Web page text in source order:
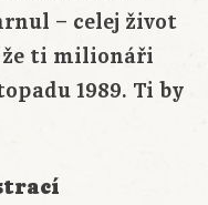
– celej život
že ti milionáři
1989. Ti by